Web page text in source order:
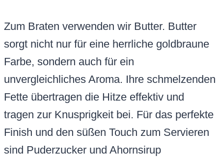
Zum Braten verwenden wir Butter. Butter
sorgt nicht nur für eine herrliche goldbraune
Farbe, sondern auch für ein
unvergleichliches Aroma. Ihre schmelzenden
Fette übertragen die Hitze effektiv und
tragen zur Knusprigkeit bei. Für das perfekte
Finish und den süßen Touch zum Servieren
sind Puderzucker und Ahornsirup